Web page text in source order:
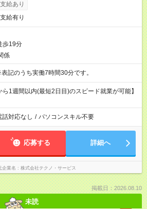
給あり
給有り
歩19分
係
～17:30 ※表記のうち実働7時間30分です。
1週間以内(最短2日目)のスピード就業が可能】
話対応なし / パソコンスキル不要
応募する 詳細へ
企業名 株式会社テクノ・サービス
掲載日：2026.08.10
未読